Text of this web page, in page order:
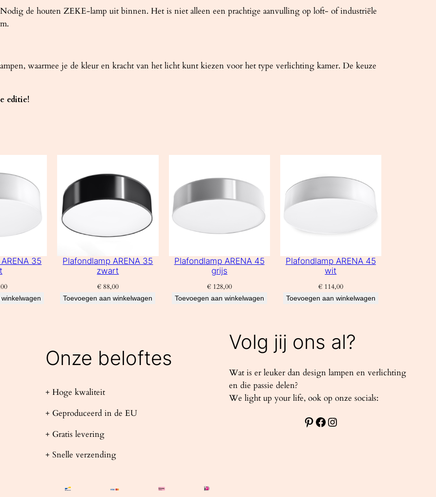
de houten ZEKE-lamp uit binnen. Het is niet alleen een prachtige aanvulling op loft- of industriële
waarmee je de kleur en kracht van het licht kunt kiezen voor het type verlichting kamer. De keuze
editie!
35
Plafondlamp ARENA 35
zwart
€88,00
Toevoegen aan winkelwagen
Plafondlamp ARENA 45
grijs
€128,00
Toevoegen aan winkelwagen
Plafondlamp ARENA 45
wit
€114,00
Toevoegen aan winkelwagen
Onze beloftes
+ Hoge kwaliteit
+ Geproduceerd in de EU
+ Gratis levering
+ Snelle verzending
Volg jij ons al?
Wat is er leuker dan design lampen en verlichting
en die passie delen?
We light up your life, ook op onze socials:
Pinterest Facebook Instagram